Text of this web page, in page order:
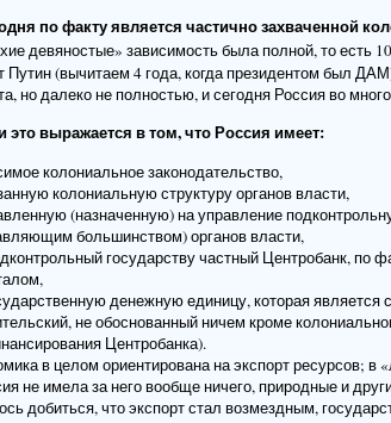
по факту является частично захваченной
девяностые» зависимость была полной, то есть
Путин (вычитаем 4 года, когда президентом был
но далеко не полностью, и сегодня Россия во
это выражается в том, что Россия имеет:
колониальное законодательство,
колониальную структуру органов власти,
(назначенную) на управление
большинством) органов власти,
государству частный Центробанк, по
денежную единицу, которая является
не обоснованный ничем кроме
Центробанка).
в целом ориентирована на экспорт ресурсов;
не имела за него вообще ничего, природные и
добиться, что экспорт стал возмездным,